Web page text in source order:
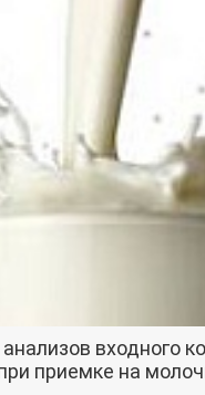
входного
приемке на